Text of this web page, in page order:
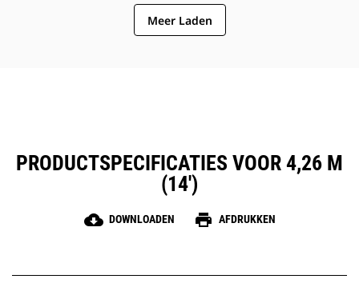
ondersteund.
Meer Laden
PRODUCTSPECIFICATIES VOOR 4,26 M
(14')
cloud_download DOWNLOADEN print AFDRUKKEN